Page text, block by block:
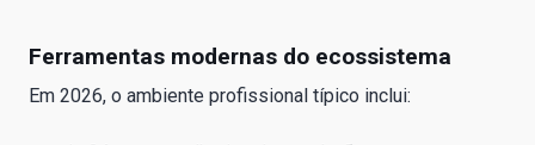
Ferramentas modernas do ecossistema
Em 2026, o ambiente profissional típico inclui: